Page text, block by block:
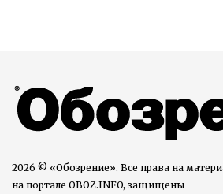
2026 © «Обозрение». Все права на
на портале OBOZ.INFO, защищены